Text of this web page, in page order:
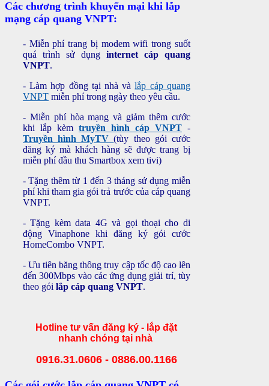
Các chương trình khuyến mại khi lắp
mạng cáp quang VNPT:
- Miễn phí trang bị modem wifi trong suốt
quá trình sử dụng internet cáp quang
VNPT.
- Làm hợp đồng tại nhà vàlắp cáp quang
VNPT miễn phí trong ngày theo yêu cầu.
- Miễn phí hòa mạng và giảm thêm cước
khi lắp kèm truyền hình cáp VNPT-
Truyền hình MyTV(tùy theo gói cước
đăng ký mà khách hàng sẽ được trang bị
miễn phí đầu thu Smartbox xem tivi)
- Tặng thêm từ 1 đến 3 tháng sử dụng miễn
phí khi tham gia gói trả trước của cáp quang
VNPT.
- Tặng kèm data 4G và gọi thoại cho di
động Vinaphone khi đăng ký gói cước
HomeCombo VNPT.
- Ưu tiên băng thông truy cập tốc độ cao lên
đến 300Mbps vào các ứng dụng giải trí, tùy
theo gói lắp cáp quang VNPT.
Hotline tư vấn đăng ký - lắp đặt
nhanh chóng tại nhà
0916.31.0606 - 0886.00.1166